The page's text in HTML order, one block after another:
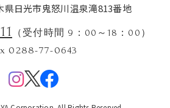
県日光市鬼怒川温泉滝813番地
（受付時間 9：00～18：00）
0288-77-0643